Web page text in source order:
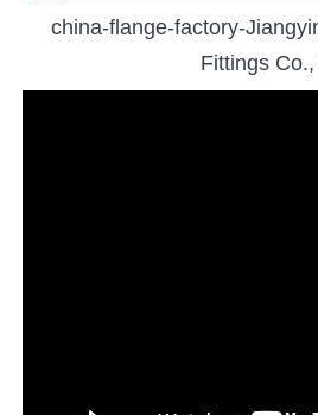
china-flange-factory-
Fittings